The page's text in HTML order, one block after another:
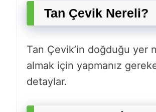
Tan Çevik Nereli?
Tan Çevik’in doğduğu yer
almak için yapmanız
detaylar.